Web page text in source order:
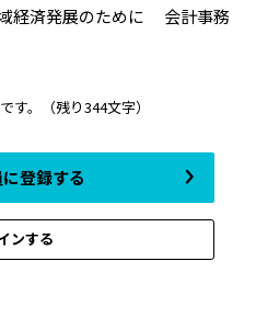
経済発展のために 会計事務
す。 （残り344文字）
登録する
ンする